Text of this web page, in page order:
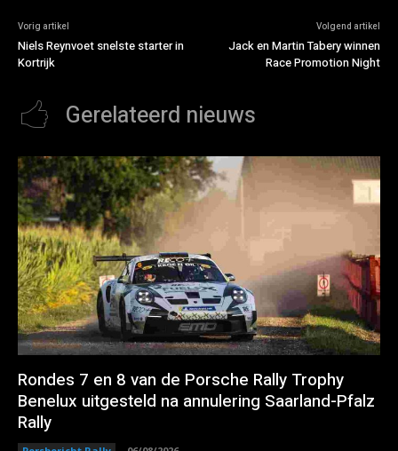
Vorig artikel
Niels Reynvoet snelste starter in
Kortrijk
Volgend artikel
Jack en Martin Tabery winnen
Race Promotion Night
Gerelateerd nieuws
Rondes 7 en 8 van de Porsche Rally Trophy
Benelux uitgesteld na annulering Saarland-Pfalz
Rally